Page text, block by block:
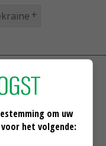
voer
om uw
het volgende: